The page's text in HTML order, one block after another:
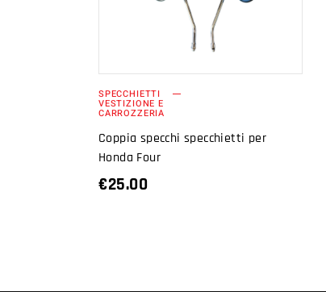
CARRELLO
SPECCHIETTI
VESTIZIONE E
CARROZZERIA
Coppia specchi specchietti per
Honda Four
€25.00